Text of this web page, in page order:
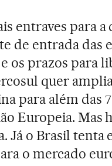
entraves para a
de entrada das
os prazos para
quer
para além das
Europeia. Mas
Já o Brasil
o mercado